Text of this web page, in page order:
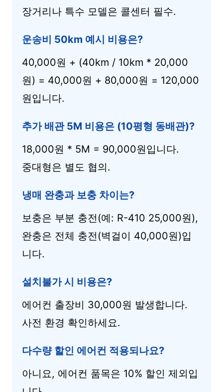
장거리나 특수 모델은 콜센터 필수.
운송비 50km 예시 비용은?
40,000원 + (40km / 10km * 20,000
원) = 40,000원 + 80,000원 = 120,000
원입니다.
추가 배관 5M 비용은 (10평형 동배관)?
18,000원 * 5M = 90,000원입니다.
중대형은 별도 협의.
냉매 완충과 보충 차이는?
보충은 부분 충전(예: R-410 25,000원),
완충은 전체 충전(벽걸이 40,000원)입
니다.
설치불가 시 비용은?
에어컨 출장비 30,000원 발생합니다.
사전 환경 확인하세요.
다수량 할인 에어컨 적용되나요?
아니요, 에어컨 품목은 10% 할인 제외입